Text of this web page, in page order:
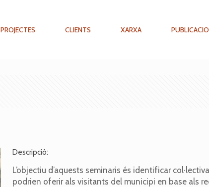
PROJECTES CLIENTS XARXA
Descripció:
L’objectiu d’aquests seminaris és identificar
podrien oferir als visitants del municipi en base als